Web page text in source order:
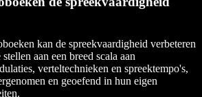
kan de spreekvaardigheid verbeteren
aan een breed scala aan
verteltechnieken en spreektempo's,
en geoefend in hun eigen